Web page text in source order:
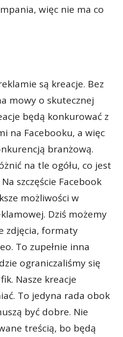
więc nie ma co
są kreacje. Bez
mowy o skutecznej
będą konkurować z
na Facebooku, a więc
branżową.
na tle ogółu, co jest
szczęście Facebook
możliwości w
Dziś możemy
zdjęcia, formaty
To zupełnie inna
ograniczaliśmy się
Nasze kreacje
To jedyna rada obok
być dobre. Nie
treścią, bo będą